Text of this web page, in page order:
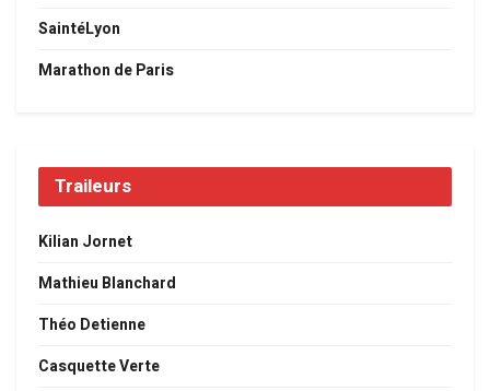
SaintéLyon
Marathon de Paris
Traileurs
Kilian Jornet
Mathieu Blanchard
Théo Detienne
Casquette Verte